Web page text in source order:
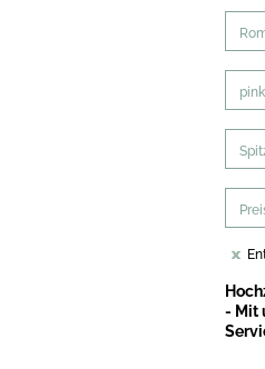
pink
- Mit